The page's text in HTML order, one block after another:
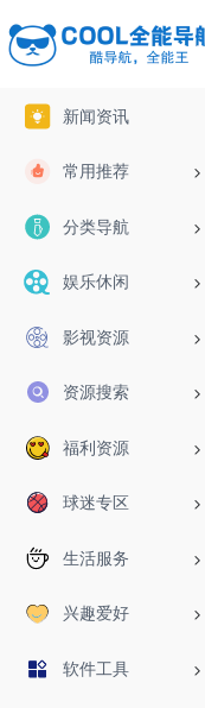
新闻资讯
常用推荐
分类导航
娱乐休闲
影视资源
资源搜索
福利资源
球迷专区
生活服务
兴趣爱好
软件工具